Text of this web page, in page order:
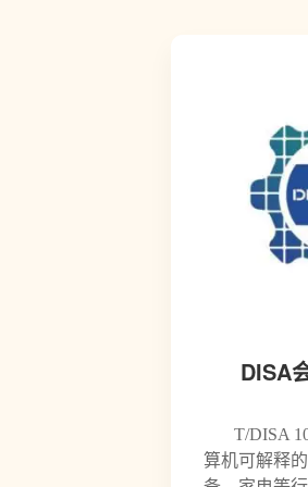
DISA
T/DISA
算机可解释